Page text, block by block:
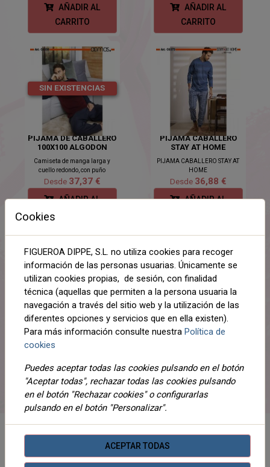
AÑADIR AL
CARRITO
AÑADIR AL
CARRITO
SIN EXISTENCIAS
PIJAMA DE CABALLERO
100X100 ALGODON
Camiseta de manga larga y
cuello redondo, con puño
Desde 37,37 €
AÑADIR AL
CARRITO
PIJAMA CABALLERO
STAY AT HOME
PIJAMA CABALLERO STAY AT
HOME
Desde 36,88 €
AÑADIR AL
SIN EXISTENCIAS
BATA LARGA SRA DE
Desde 39,10 €
CARRITO
SIN EXISTENCIAS
PIJAMA LARGO
camiseta y pantalón de manga
larga y puños elásticos, de la
marca Admas.
Desde43,45 €
CARRITO
NOVEDADES NOVEDADES
Cookies
FIGUEROA DIPPE, S.L. no utiliza cookies para recoger
información de las personas usuarias. Únicamente se
utilizan cookies propias, de sesión, con finalidad
técnica (aquellas que permiten a la persona usuaria la
navegación a través del sitio web y la utilización de las
diferentes opciones y servicios que en ella existen).
Para más información consulte nuestra Política de
cookies
Puedes aceptar todas las cookies pulsando en el botón
"Aceptar todas", rechazar todas las cookies pulsando
en el botón "Rechazar cookies" o configurarlas
pulsando en el botón "Personalizar".
ACEPTAR TODAS